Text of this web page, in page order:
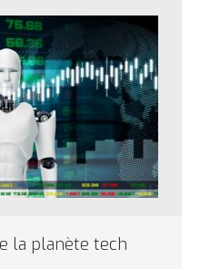
la planète tech